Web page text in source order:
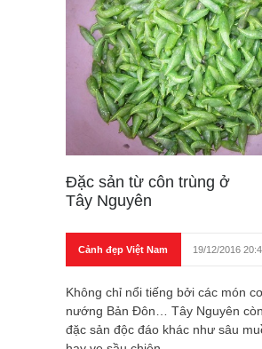
Đặc sản từ côn trùng ở
Tây Nguyên
Cảnh đẹp Việt Nam 19/12/2016
Không chỉ nổi tiếng bởi các món
nướng Bản Đôn… Tây Nguyên
đặc sản độc đáo khác như sâu